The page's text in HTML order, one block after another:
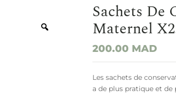
Sachets De
Maternel
200.00 MAD
Les sachets de
a de plus pratique et